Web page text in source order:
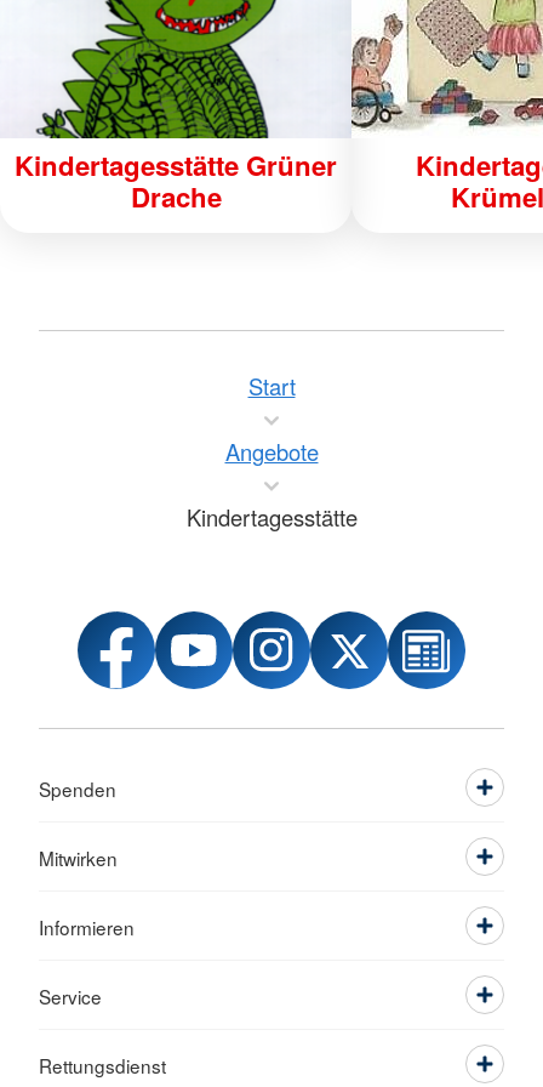
Kindertagesstätte Grüner
Drache
Start
Angebote
Kindertagesstätte
Spenden
Mitwirken
Informieren
Service
Rettungsdienst